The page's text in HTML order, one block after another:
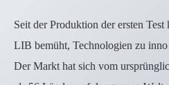
Seit der Produktion der ersten
LIB bemüht, Technologien zu inno
Der Markt hat sich vom